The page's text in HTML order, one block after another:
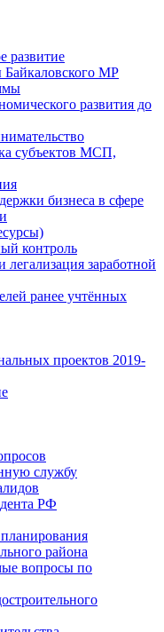
развитие
МР
развития до
субъектов МСП,
бизнеса в сфере
контроль
легализация заработной
ранее учтённых
проектов 2019-
службу
РФ
района
вопросы по